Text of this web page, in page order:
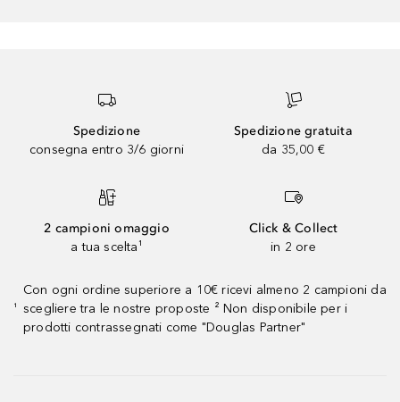
Spedizione
consegna entro 3/6 giorni
Spedizione gratuita
da 35,00 €
2 campioni omaggio
a tua scelta¹
Click & Collect
in 2 ore
¹
Con ogni ordine superiore a 10€ ricevi almeno 2 campioni da
scegliere tra le nostre proposte ² Non disponibile per i
prodotti contrassegnati come "Douglas Partner"